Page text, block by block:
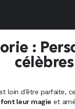
:
célèbres
loin d’être parfaite,
leur magie et